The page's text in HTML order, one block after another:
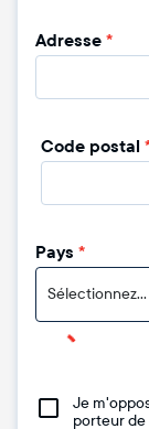
Adresse*
Code postal
Pays *
Sélectionnez...
Je
porteur de